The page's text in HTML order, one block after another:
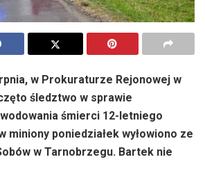
w Prokuraturze Rejonowej w
śledztwo w sprawie
śmierci 12-letniego
miniony poniedziałek wyłowiono ze
w Tarnobrzegu. Bartek nie